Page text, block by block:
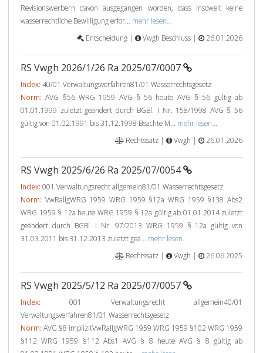
Revisionswerbern davon ausgegangen worden, dass insoweit keine
wasserrechtliche Bewilligung erfor... mehr lesen...
Entscheidung |
Vwgh Beschluss | 26.01.2026
RS Vwgh 2026/1/26 Ra 2025/07/0007
Index: 40/01 Verwaltungsverfahren81/01 Wasserrechtsgesetz
Norm: AVG §56 WRG 1959 AVG § 56 heute AVG § 56 gültig ab
01.01.1999 zuletzt geändert durch BGBl. I Nr. 158/1998 AVG § 56
gültig von 01.02.1991 bis 31.12.1998 Beachte M... mehr lesen...
Rechtssatz |
Vwgh | 26.01.2026
RS Vwgh 2025/6/26 Ra 2025/07/0054
Index: 001 Verwaltungsrecht allgemein81/01 Wasserrechtsgesetz
Norm: VwRallgWRG 1959 WRG 1959 §12a WRG 1959 §138 Abs2
WRG 1959 § 12a heute WRG 1959 § 12a gültig ab 01.01.2014 zuletzt
geändert durch BGBl. I Nr. 97/2013 WRG 1959 § 12a gültig von
31.03.2011 bis 31.12.2013 zuletzt geä... mehr lesen...
Rechtssatz |
Vwgh | 26.06.2025
RS Vwgh 2025/5/12 Ra 2025/07/0057
Index: 001 Verwaltungsrecht allgemein40/01
Verwaltungsverfahren81/01 Wasserrechtsgesetz
Norm: AVG §8 implizitVwRallgWRG 1959 WRG 1959 §102 WRG 1959
§112 WRG 1959 §112 Abs1 AVG § 8 heute AVG § 8 gültig ab